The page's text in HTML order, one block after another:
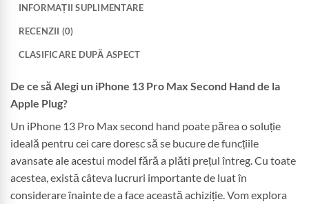
INFORMAȚII SUPLIMENTARE
RECENZII (0)
CLASIFICARE DUPĂ ASPECT
De ce să Alegi un iPhone 13 Pro Max Second Hand de la
Apple Plug?
Un iPhone 13 Pro Max second hand poate părea o soluție
ideală pentru cei care doresc să se bucure de funcțiile
avansate ale acestui model fără a plăti prețul întreg. Cu toate
acestea, există câteva lucruri importante de luat în
considerare înainte de a face această achiziție. Vom explora